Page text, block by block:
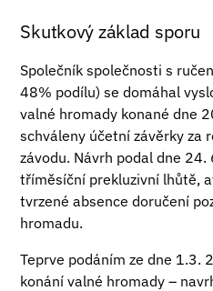
Skutkový základ sporu
Společník společnosti s
48% podílu) se domáhal
valné hromady konané dne
schváleny účetní závěrky za
závodu. Návrh podal dne
tříměsíční prekluzivní lhůtě,
tvrzené absence doručení
hromadu.
Teprve podáním ze dne 1.3.
konání valné hromady –